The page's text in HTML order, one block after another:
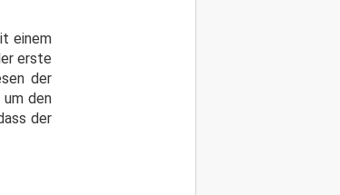
einem
erste
der
den
der